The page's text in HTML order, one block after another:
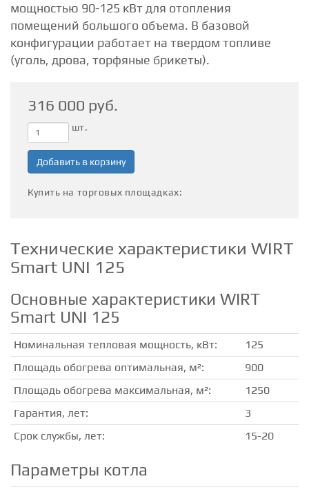
мощностью 90-125 кВт для отопления
помещений большого объема. В базовой
конфигурации работает на твердом топливе
(уголь, дрова, торфяные брикеты).
316 000 руб.
шт.
Добавить в корзину
Купить на торговых площадках:
Технические характеристики WIRT
Smart UNI 125
Основные характеристики WIRT
Smart UNI 125
Номинальная тепловая мощность, кВт:
125
Площадь обогрева оптимальная, м²:
900
Площадь обогрева максимальная, м²:
1250
Гарантия, лет:
3
Срок службы, лет:
15-20
Параметры котла